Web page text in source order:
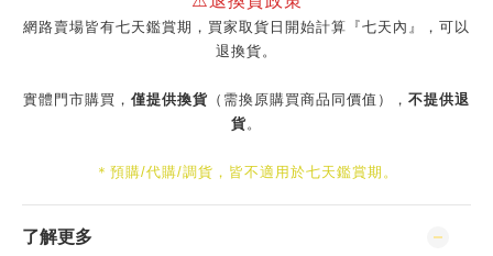
網路賣場皆有七天鑑賞期，買家取貨日開始計算『七天內』，可以
退換貨。
實體門市購買， 僅提供換貨 （需換原購買商品同價值）， 不提供退
貨。
＊預購/代購/調貨，皆不適用於七天鑑賞期。
了解更多